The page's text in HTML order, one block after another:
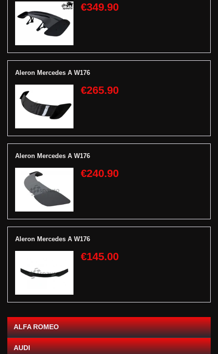
€349.90
Aleron Mercedes A W176
€265.90
Aleron Mercedes A W176
€240.90
Aleron Mercedes A W176
€145.00
ALFA ROMEO
AUDI